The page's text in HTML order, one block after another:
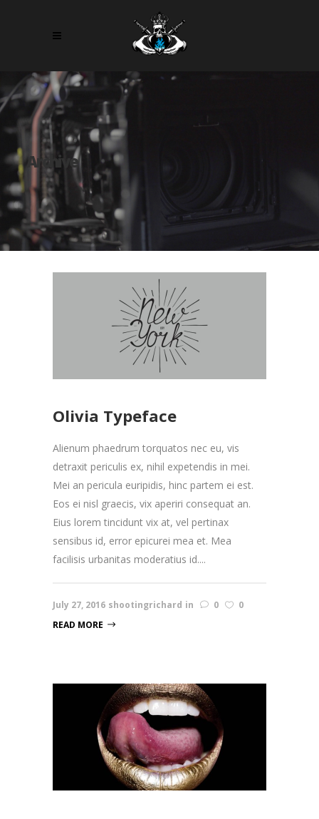
Archive
Olivia Typeface
Alienum phaedrum torquatos nec eu, vis
detraxit periculis ex, nihil expetendis in mei.
Mei an pericula euripidis, hinc partem ei est.
Eos ei nisl graecis, vix aperiri consequat an.
Eius lorem tincidunt vix at, vel pertinax
sensibus id, error epicurei mea et. Mea
facilisis urbanitas moderatius id....
July 27, 2016 shootingrichard in 0
0
READ MORE